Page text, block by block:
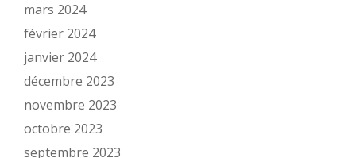
mars 2024
février 2024
janvier 2024
décembre 2023
novembre 2023
octobre 2023
septembre 2023